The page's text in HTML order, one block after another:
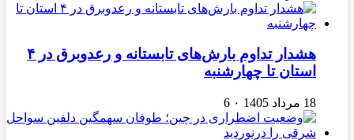
هشدار تداوم بارش‌های تابستانه و رعدوبرق در ۴
استان تا چهارشنبه
18 مرداد 1405 ۰ 6